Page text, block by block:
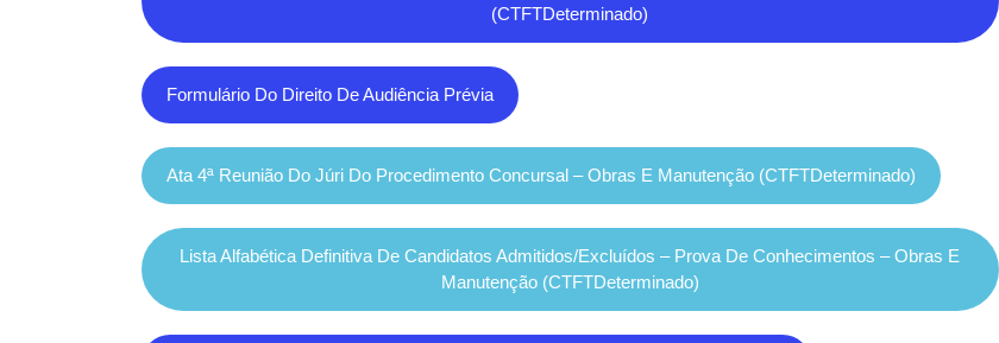
(CTFTDeterminado)
Formulário Do Direito De Audiência Prévia
Ata 4ª Reunião Do Júri Do Procedimento Concursal – Obras E Manutenção (CTFTDeterminado)
Lista Alfabética Definitiva De Candidatos Admitidos/excluídos – Prova De Conhecimentos – Obras E
Manutenção (CTFTDeterminado)